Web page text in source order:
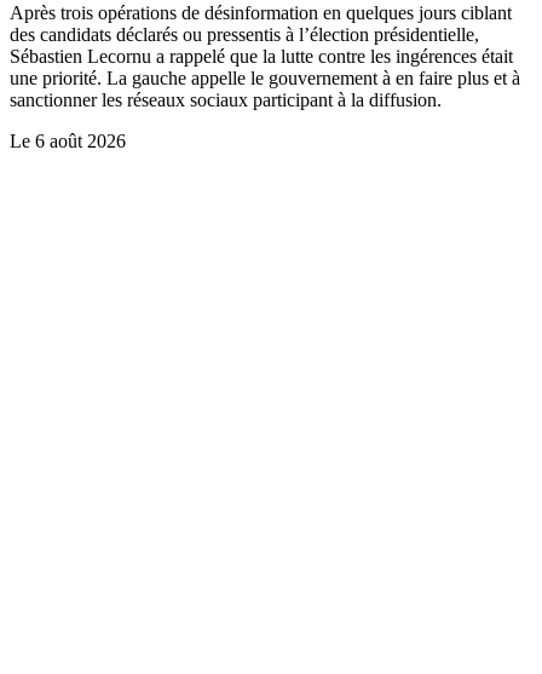
Après trois opérations de désinformation en quelques jours ciblant
des candidats déclarés ou pressentis à l’élection présidentielle,
Sébastien Lecornu a rappelé que la lutte contre les ingérences était
une priorité. La gauche appelle le gouvernement à en faire plus et à
sanctionner les réseaux sociaux participant à la diffusion.
Le 6 août 2026